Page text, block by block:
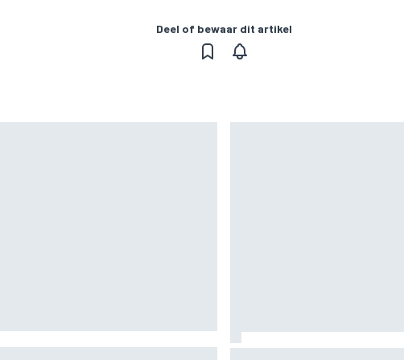
Deel of bewaar dit artikel